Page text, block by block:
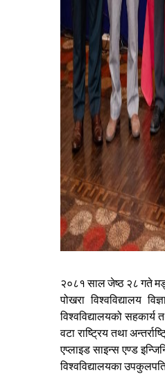
२०८१ साल जेष्ठ २८ गते
पोखरा विश्वविद्यालय
विश्वविद्यालयको
वटा राष्ट्रिय तथा
एप्लाइड साइन्स एण्ड
विश्वविद्यालयका